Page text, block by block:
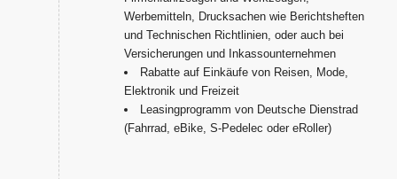
Werbemitteln, Drucksachen wie Berichtsheften
und Technischen Richtlinien, oder auch bei
Versicherungen und Inkassounternehmen
Rabatte auf Einkäufe von Reisen, Mode,
Elektronik und Freizeit
Leasingprogramm von Deutsche Dienstrad
(Fahrrad, eBike, S-Pedelec oder eRoller)